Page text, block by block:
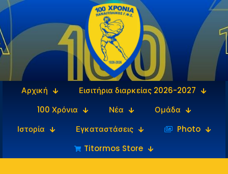
Αρχική
Εισιτήρια διαρκείας 2026-2027
100 Χρόνια
Νέα
Ομάδα
Ιστορία
Εγκαταστάσεις
‎‏‏‎ ‎Photo
Titormos Store